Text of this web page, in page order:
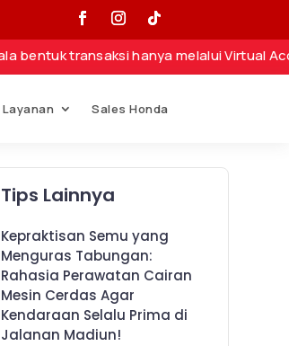
transaksi hanya melalui Virtual
Layanan Sales Honda
Tips Lainnya
Kepraktisan Semu yang
Menguras Tabungan:
Rahasia Perawatan Cairan
Mesin Cerdas Agar
Kendaraan Selalu Prima di
Jalanan Madiun!